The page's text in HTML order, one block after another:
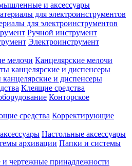
и аксессуары
для электроинструментов
Ручной инструмент
Электроинструмент
Канцелярские мелочи
и диспенсеры
Клеящие средства
Конторское
Корректирующие
Настольные аксессуары
Папки и системы